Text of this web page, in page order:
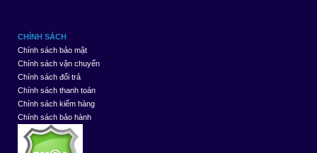
CHÍNH SÁCH
Chính sách bảo mật
Chính sách vận chuyển
Chính sách đổi trả
Chính sách thanh toán
Chính sách kiểm hàng
Chính sách bảo hành